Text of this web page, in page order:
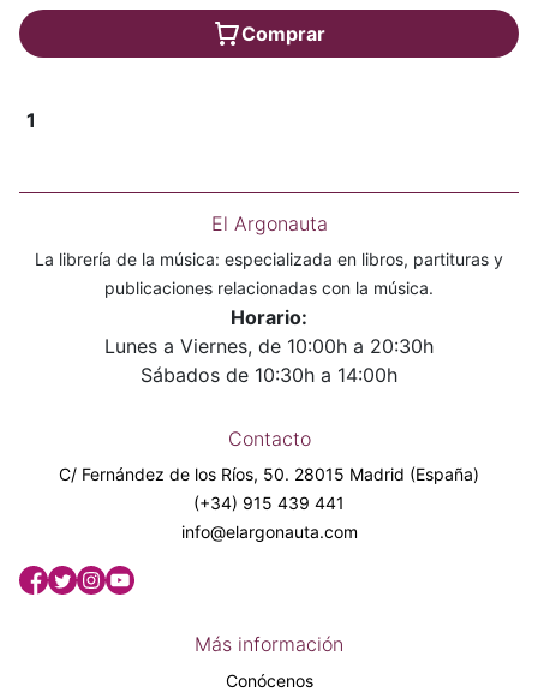
Comprar
1
El Argonauta
La librería de la música: especializada en libros, partituras y
publicaciones relacionadas con la música.
Horario:
Lunes a Viernes, de 10:00h a 20:30h
Sábados de 10:30h a 14:00h
Contacto
C/ Fernández de los Ríos, 50. 28015 Madrid (España)
(+34) 915 439 441
info@elargonauta.com
Más información
Conócenos